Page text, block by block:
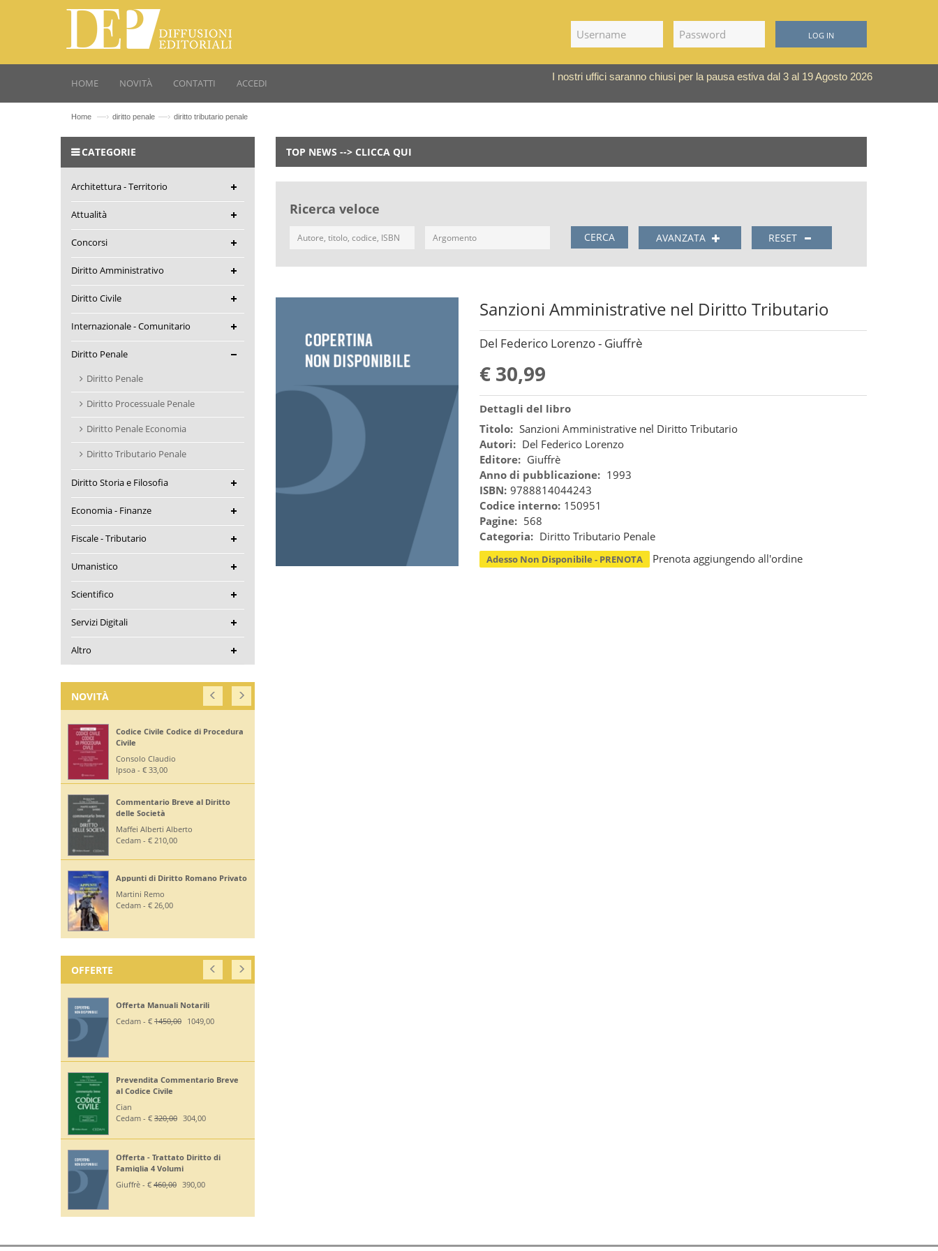
LOG IN
HOME NOVITÀ CONTATTI ACCEDI
I nostri uffici saranno chiusi per la pausa estiva dal 3 al 19 Agosto 2026
Home —› diritto penale —› diritto tributario penale
TOP NEWS --> CLICCA QUI
Ricerca veloce
CERCA AVANZATA RESET
Sanzioni Amministrative nel Diritto Tributario
Del Federico Lorenzo - Giuffrè
€ 30,99
Dettagli del libro
Titolo: Sanzioni Amministrative nel Diritto Tributario
Autori: Del Federico Lorenzo
Editore: Giuffrè
Anno di pubblicazione: 1993
ISBN: 9788814044243
Codice interno: 150951
Pagine: 568
Categoria: Diritto Tributario Penale
Adesso Non Disponibile - PRENOTA Prenota aggiungendo all'ordine
CATEGORIE
Architettura - Territorio
Attualità
Concorsi
Diritto Amministrativo
Diritto Civile
Internazionale - Comunitario
Diritto Penale
Diritto Penale
Diritto Processuale Penale
Diritto Penale Economia
Diritto Tributario Penale
Diritto Storia e Filosofia
Economia - Finanze
Fiscale - Tributario
Umanistico
Scientifico
Servizi Digitali
Altro
NOVITÀ
Codice Civile Codice di Procedura
Civile
Consolo Claudio
Ipsoa - € 33,00
Commentario Breve al Diritto
delle Società
Maffei Alberti Alberto
Cedam - € 210,00
Appunti di Diritto Romano Privato
Martini Remo
Cedam - € 26,00
OFFERTE
Offerta Manuali Notarili
Cedam - € 1450,00 1049,00
Prevendita Commentario Breve
al Codice Civile
Cian
Cedam - € 320,00 304,00
Offerta - Trattato Diritto di
Famiglia 4 Volumi
Giuffrè - € 460,00 390,00